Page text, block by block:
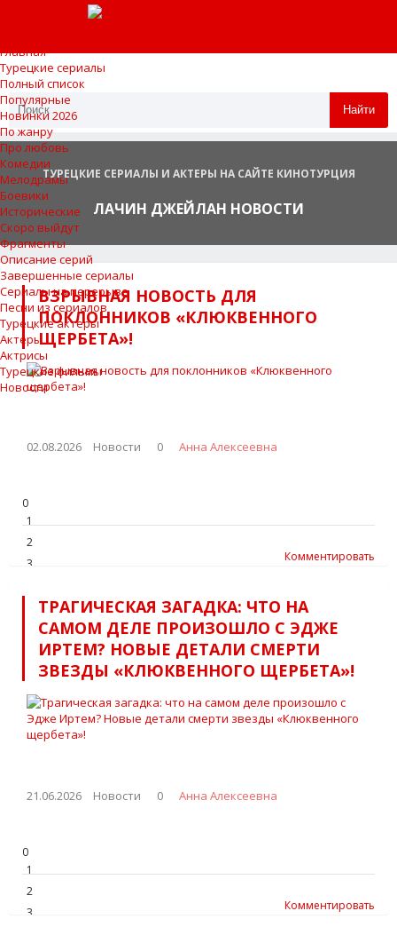
Главная
Турецкие сериалы
Полный список
Популярные
Новинки 2026
По жанру
Про любовь
Комедии
Мелодрамы
Боевики
Исторические
Скоро выйдут
Фрагменты
Описание серий
Завершенные сериалы
Сериалы на перерыве
Песни из сериалов
Турецкие актеры
Актеры
Актрисы
Турецкие фильмы
Новости
Найти
ТУРЕЦКИЕ СЕРИАЛЫ И АКТЕРЫ НА САЙТЕ КИНОТУРЦИЯ
ЛАЧИН ДЖЕЙЛАН НОВОСТИ
ВЗРЫВНАЯ НОВОСТЬ ДЛЯ
ПОКЛОННИКОВ «КЛЮКВЕННОГО
ЩЕРБЕТА»!
02.08.2026 Новости 0 Анна Алексеевна
0
1
2
3
Комментировать
ТРАГИЧЕСКАЯ ЗАГАДКА: ЧТО НА
САМОМ ДЕЛЕ ПРОИЗОШЛО С ЭДЖЕ
ИРТЕМ? НОВЫЕ ДЕТАЛИ СМЕРТИ
ЗВЕЗДЫ «КЛЮКВЕННОГО ЩЕРБЕТА»!
21.06.2026 Новости 0 Анна Алексеевна
0
1
2
3
Комментировать